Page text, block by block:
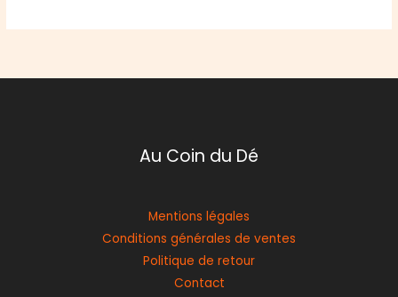
Au Coin du Dé
Mentions légales
Conditions générales de ventes
Politique de retour
Contact